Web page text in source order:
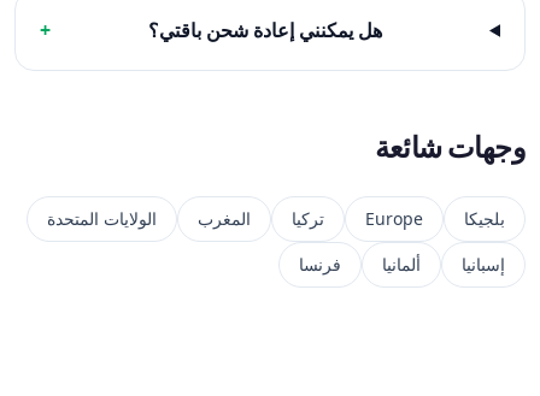
هل يمكنني إعادة شحن باقتي؟ +
وجهات شائعة
بلجيكا Europe تركيا المغرب
الولايات المتحدة
إسبانيا
ألمانيا فرنسا